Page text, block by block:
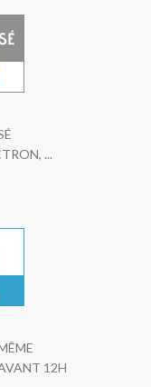
...
12H